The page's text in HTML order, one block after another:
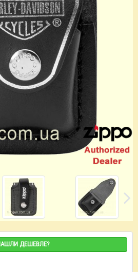
ДЕШЕВЛЕ?